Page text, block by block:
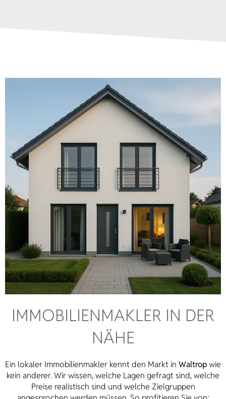
IMMOBILIEN­MAKLER IN DER
NÄHE
Ein lokaler Immobilienmakler kennt den Markt in Waltropwie
kein anderer. Wir wissen, welche Lagen gefragt sind, welche
Preise realistisch sind und welche Zielgruppen